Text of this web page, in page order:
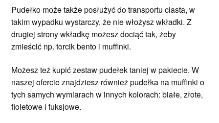
Pudełko może także posłużyć do transportu ciasta, w
takim wypadku wystarczy, że nie włożysz wkładki. Z
drugiej strony wkładkę możesz dociąć tak, żeby
zmieścić np. torcik bento i muffinki.
Możesz też kupić zestaw pudełek taniej w pakiecie. W
naszej ofercie znajdziesz również pudełka na muffinki o
tych samych wymiarach w innych kolorach: białe, złote,
fioletowe i fuksjowe.